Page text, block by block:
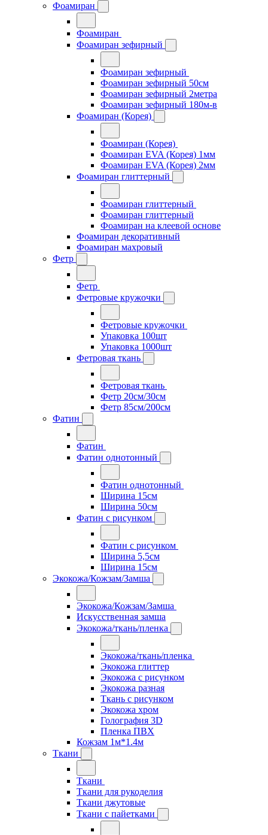
Фоамиран
Фоамиран
Фоамиран зефирный
Фоамиран зефирный
Фоамиран зефирный 50см
Фоамиран зефирный 2метра
Фоамиран зефирный 180м-в
Фоамиран (Корея)
Фоамиран (Корея)
Фоамиран EVA (Корея) 1мм
Фоамиран EVA (Корея) 2мм
Фоамиран глиттерный
Фоамиран глиттерный
Фоамиран глиттерный
Фоамиран на клеевой основе
Фоамиран декоративный
Фоамиран махровый
Фетр
Фетр
Фетровые кружочки
Фетровые кружочки
Упаковка 100шт
Упаковка 1000шт
Фетровая ткань
Фетровая ткань
Фетр 20см/30см
Фетр 85см/200см
Фатин
Фатин
Фатин однотонный
Фатин однотонный
Ширина 15см
Ширина 50см
Фатин с рисунком
Фатин с рисунком
Ширина 5,5см
Ширина 15см
Экокожа/Кожзам/Замша
Экокожа/Кожзам/Замша
Искусственная замша
Экокожа/ткань/пленка
Экокожа/ткань/пленка
Экокожа глиттер
Экокожа с рисунком
Экокожа разная
Ткань с рисунком
Экокожа хром
Голография 3D
Пленка ПВХ
Кожзам 1м*1.4м
Ткани
Ткани
Ткани для рукоделия
Ткани джутовые
Ткани с пайетками